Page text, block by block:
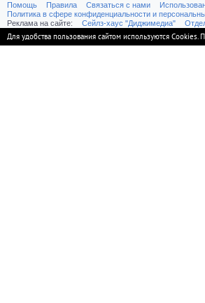
Помощь
Правила Связаться с нами
Политика в сфере конфиденциальности и
Реклама на сайте:
Cейлз-хаус "Диджимедиа"
Для удобства пользования сайтом используются Cookies.